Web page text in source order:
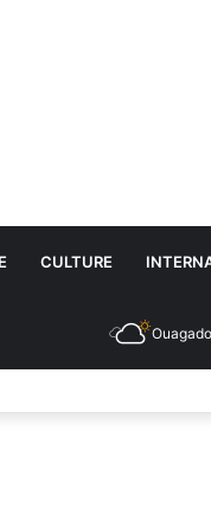
CULTURE